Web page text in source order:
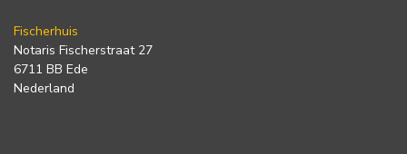
Fischerhuis
Notaris Fischerstraat 27
6711 BB Ede
Nederland